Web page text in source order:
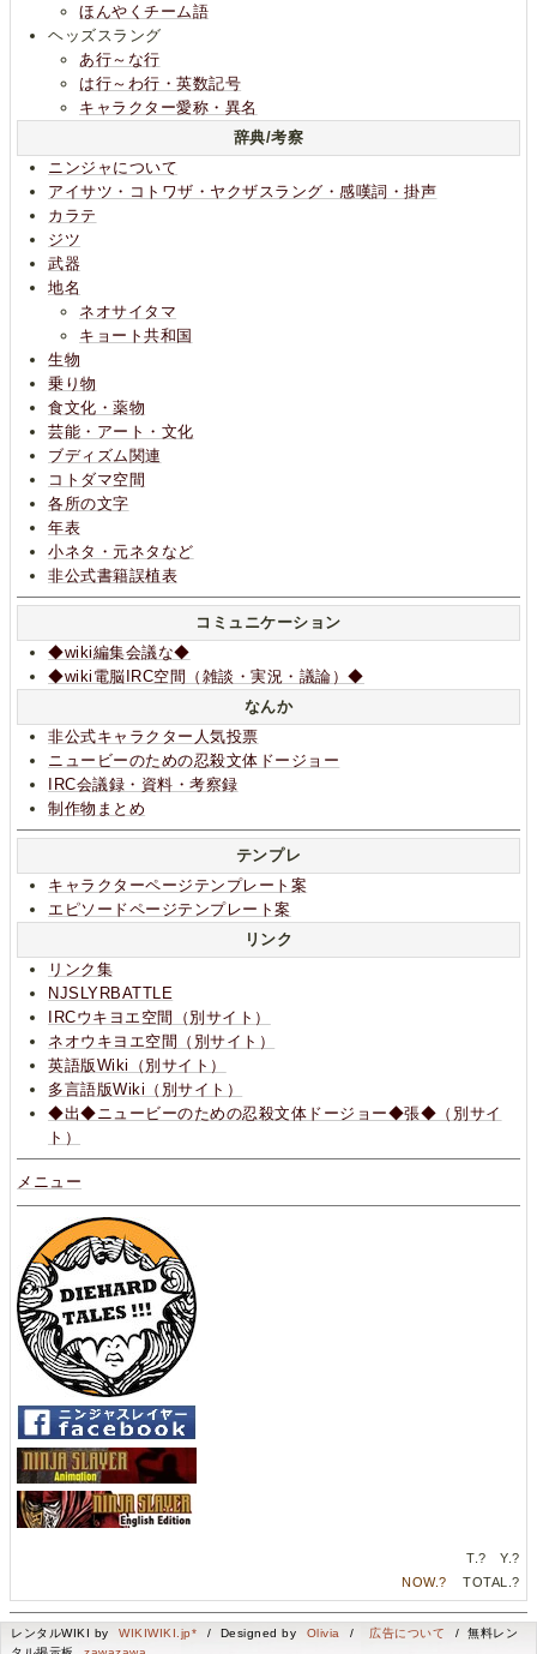
ほんやくチーム語
ヘッズスラング
あ行～な行
は行～わ行・英数記号
キャラクター愛称・異名
辞典/考察
ニンジャについて
アイサツ・コトワザ・ヤクザスラング・感嘆詞・掛声
カラテ
ジツ
武器
地名
ネオサイタマ
キョート共和国
生物
乗り物
食文化・薬物
芸能・アート・文化
ブディズム関連
コトダマ空間
各所の文字
年表
小ネタ・元ネタなど
非公式書籍誤植表
コミュニケーション
◆wiki編集会議な◆
◆wiki電脳IRC空間（雑談・実況・議論）◆
なんか
非公式キャラクター人気投票
ニュービーのための忍殺文体ドージョー
IRC会議録・資料・考察録
制作物まとめ
テンプレ
キャラクターページテンプレート案
エピソードページテンプレート案
リンク
リンク集
NJSLYRBATTLE
IRCウキヨエ空間（別サイト）
ネオウキヨエ空間（別サイト）
英語版Wiki（別サイト）
多言語版Wiki（別サイト）
◆出◆ニュービーのための忍殺文体ドージョー◆張◆（別サイ
ト）
メニュー
T.? Y.?
NOW.? TOTAL.?
レンタルWIKI by WIKIWIKI.jp* / Designed by Olivia / 広告について
/ 無料レン